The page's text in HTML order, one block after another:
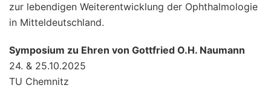
zur lebendigen Weiterentwicklung der Ophthalmologie
in Mitteldeutschland.
Symposium zu Ehren von Gottfried O.H. Naumann
24. & 25.10.2025
TU Chemnitz